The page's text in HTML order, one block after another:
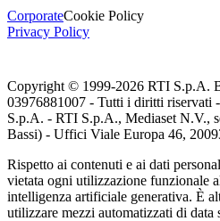
CorporateCookie Policy
Privacy Policy
Copyright © 1999-2026 RTI S.p.A.
03976881007 - Tutti i diritti riservati
S.p.A. - RTI S.p.A., Mediaset N.V.,
Bassi) - Uffici Viale Europa 46,
Rispetto ai contenuti e ai dati
vietata ogni utilizzazione funzionale
intelligenza artificiale generativa. È
utilizzare mezzi automatizzati di data